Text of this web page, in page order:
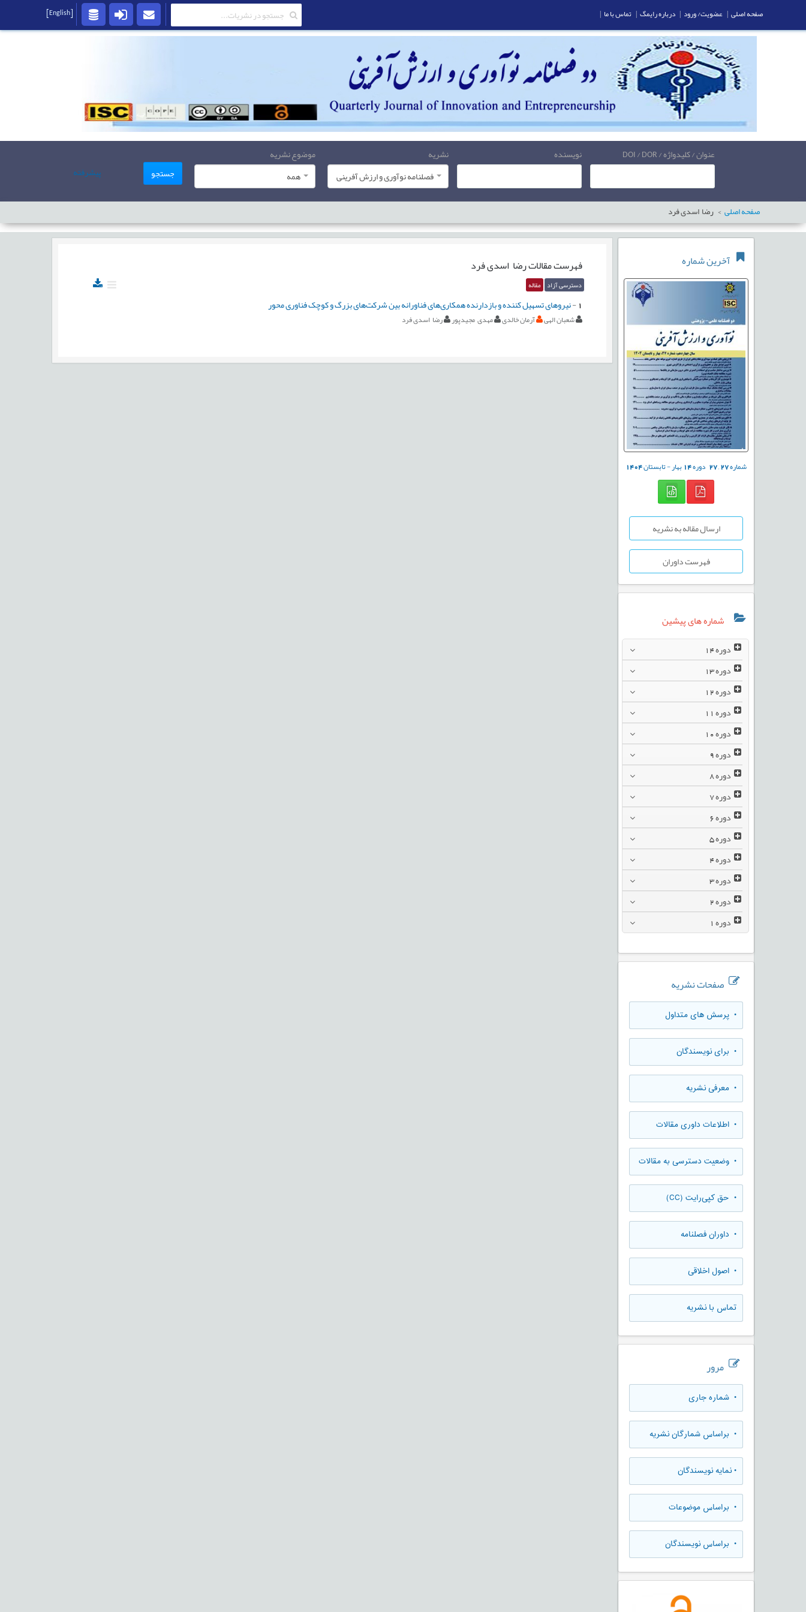
عنوان / کلیدواژه / DOI / DOR نویسنده
نشریه
فصلنامه نوآوری و ارزش آفرینی
موضوع نشریه
همه
جستجو پیشرفته
صفحه اصلی رضا اسدی فرد
آخرین شماره
شماره27
,
27 دوره14بهار - تابستان1404
ارسال مقاله به نشریه
فهرست داوران
شماره های پیشین
دوره
دوره
دوره
دوره
دوره
دوره
دوره
دوره
دوره
دوره
دوره
دوره
دوره
دوره
صفحات نشریه
• پرسش های متداول
• برای نویسندگان
• معرفی نشریه
• اطلاعات داوری مقالات
• وضعیت دسترسی به مقالات
• حق کپی‌رایت (CC)
• داوران فصلنامه
• اصول اخلاقی
تماس با نشریه
مرور
• شماره جاری
• براساس شمارگان نشریه
•نمایه نویسندگان
• براساس موضوعات
• براساس نویسندگان
فهرست مقالاترضا اسدی فرد
دسترسی آزاد مقاله
1
-نیروهای تسهیل کننده و بازدارنده همکاری‌های فناورانه بین شرکت‌های بزرگ و کوچک فناوری محور
شعبان الهی آرمان خالدی مهدی مجیدپور رضا اسدی فرد
صفحه اصلی | عضویت/ ورود | درباره رایمگ | تماس با ما |
[English]